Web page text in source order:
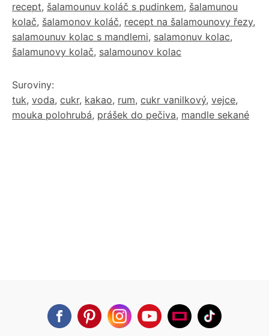
recept, šalamounuv koláč s pudinkem, šalamunou
kolač, šalamonov koláč, recept na šalamounovy řezy,
salamounuv kolac s mandlemi, salamonuv kolac,
šalamunovy kolač, salamounov kolac
Suroviny:
tuk, voda, cukr, kakao, rum, cukr vanilkový, vejce,
mouka polohrubá, prášek do pečiva, mandle sekané